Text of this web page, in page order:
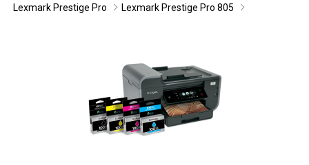
Lexmark Prestige Pro
Lexmark Prestige Pro 805